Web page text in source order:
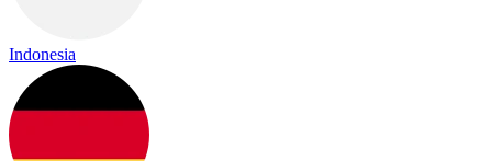
Indonesia